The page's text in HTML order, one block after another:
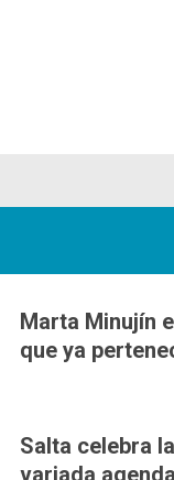
Marta Minujín
que ya
Salta celebra